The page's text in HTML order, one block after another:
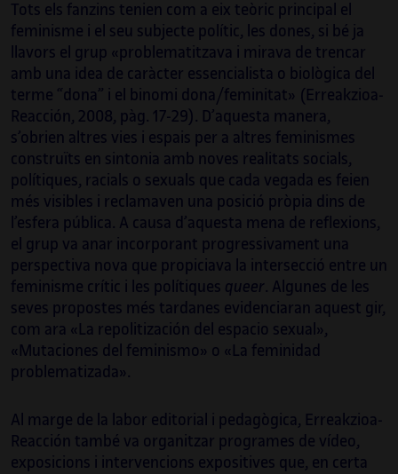
Tots els fanzins tenien com a eix teòric principal el
feminisme i el seu subjecte polític, les dones, si bé ja
llavors el grup «problematitzava i mirava de trencar
amb una idea de caràcter essencialista o biològica del
terme “dona” i el binomi dona/feminitat» (Erreakzioa-
Reacción, 2008, pàg. 17-29). D’aquesta manera,
s’obrien altres vies i espais per a altres feminismes
construïts en sintonia amb noves realitats socials,
polítiques, racials o sexuals que cada vegada es feien
més visibles i reclamaven una posició pròpia dins de
l’esfera pública. A causa d’aquesta mena de reflexions,
el grup va anar incorporant progressivament una
perspectiva nova que propiciava la intersecció entre un
feminisme crític i les polítiques queer . Algunes de les
seves propostes més tardanes evidenciaran aquest gir,
com ara «La repolitización del espacio sexual»,
«Mutaciones del feminismo» o «La feminidad
problematizada».
Al marge de la labor editorial i pedagògica, Erreakzioa-
Reacción també va organitzar programes de vídeo,
exposicions i intervencions expositives que, en certa